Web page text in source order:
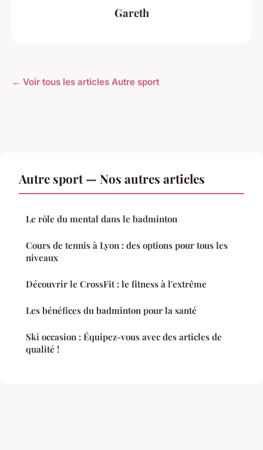
Gareth
← Voir tous les articles Autre sport
Autre sport — Nos autres articles
Le rôle du mental dans le badminton
Cours de tennis à Lyon : des options pour tous les
niveaux
Découvrir le CrossFit : le fitness à l'extrême
Les bénéfices du badminton pour la santé
Ski occasion : Équipez-vous avec des articles de
qualité !